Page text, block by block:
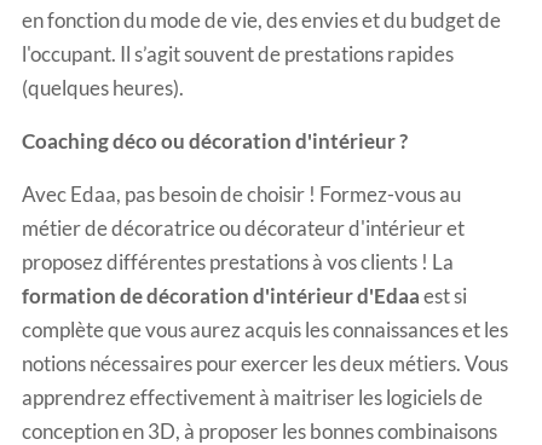
en fonction du mode de vie, des envies et du budget de
l'occupant. Il s’agit souvent de prestations rapides
(quelques heures).
Coaching déco ou décoration d'intérieur ?
Avec Edaa, pas besoin de choisir ! Formez-vous au
métier de décoratrice ou décorateur d'intérieur et
proposez différentes prestations à vos clients ! La
formation de décoration d'intérieur d'Edaa est si
complète que vous aurez acquis les connaissances et les
notions nécessaires pour exercer les deux métiers. Vous
apprendrez effectivement à maitriser les logiciels de
conception en 3D, à proposer les bonnes combinaisons